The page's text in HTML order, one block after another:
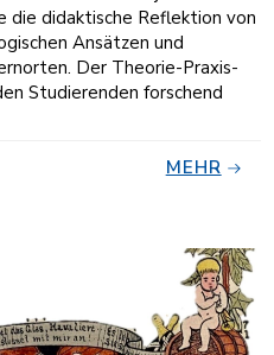
die didaktische Reflektion von
Ansätzen und
Der Theorie-Praxis-
Studierenden forschend
MEHR